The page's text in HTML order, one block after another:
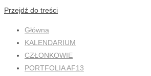
Przejdź do treści
Główna
KALENDARIUM
CZŁONKOWIE
PORTFOLIA AF13